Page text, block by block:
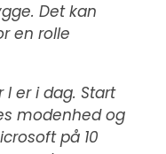
Det kan
en rolle
I er i dag. Start
modenhed og
på 10